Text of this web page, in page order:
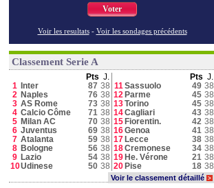
Voir toutes les brèves
Voter
Voir les resultats - Voir les sondages précédents
Classement Serie A
Pts J. Pts J.
1 Inter 87 38 11Sassuolo 49 38
2 Naples 76 38 12 Parme 45 38
3 AS Rome 73 38 13Torino 45 38
4 Calcio Côme 71 38 14Cagliari 43 38
5 Milan AC 70 38 15 Fiorentin. 42 38
6 Juventus 69 38 16Genoa 41 38
7 Atalanta 59 38 17 Lecce 38 38
8 Bologne 56 38 18Cremonese 34 38
9 Lazio 54 38 19 He. Vérone 21 38
10Udinese 50 38 20 Pise 18 38
Voir le classement détaillé >